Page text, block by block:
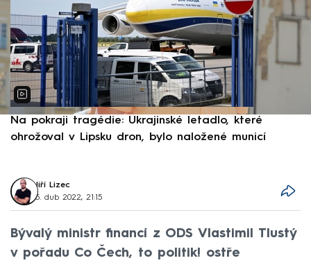
Na pokraji tragédie: Ukrajinské letadlo, které
ohrožoval v Lipsku dron, bylo naložené municí
Jiří Lizec
5. dub 2022, 21:15
Bývalý ministr financí z ODS Vlastimil Tlustý
v pořadu Co Čech, to politik! ostře